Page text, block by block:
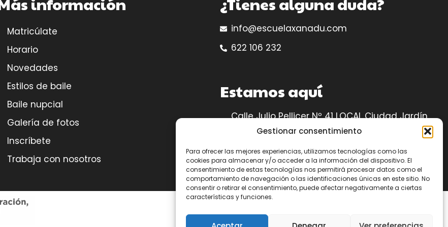
Gestionar consentimiento
Para ofrecer las mejores experiencias, utilizamos tecnologías como las
cookies para almacenar y/o acceder a la información del dispositivo. El
consentimiento de estas tecnologías nos permitirá procesar datos como el
comportamiento de navegación o las identificaciones únicas en este sitio. No
consentir o retirar el consentimiento, puede afectar negativamente a ciertas
características y funciones.
Matricúlate
Horario
Novedades
Estilos de baile
Baile nupcial
Galería de fotos
Inscríbete
Trabaja con nosotros
info@escuelaxanadu.com
622 106 232
Estamos aquí
Calle Julio Pellicer Nº 41 LOCAL Ciudad Jardín,
14005 – Córdoba